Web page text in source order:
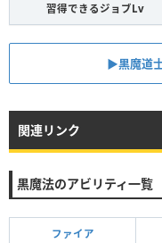
習得できるジョブLv
▶︎黒魔道
関連リンク
黒魔法のアビリティ一覧
ファイア